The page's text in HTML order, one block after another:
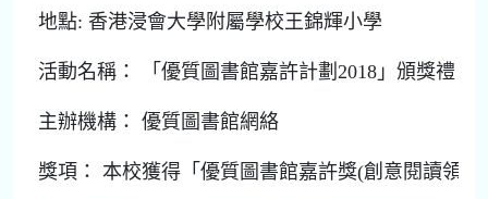
地點: 香港浸會大學附屬學校王錦輝小學
活動名稱： 「優質圖書館嘉許計劃2018」頒獎禮
主辦機構： 優質圖書館網絡
獎項： 本校獲得「優質圖書館嘉許獎(創意閱讀領域